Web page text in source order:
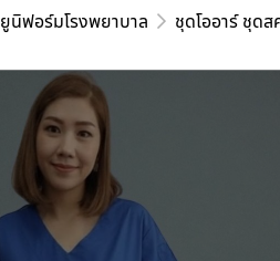
ยูนิฟอร์มโรงพยาบาล ชุดโออาร์ ชุดส